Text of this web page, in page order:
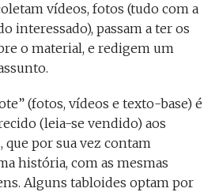
vídeos, fotos (tudo com a
interessado), passam a ter os
o material, e redigem um
(fotos, vídeos e texto-base) é
(leia-se vendido) aos
por sua vez contam
história, com as mesmas
Alguns tabloides optam por